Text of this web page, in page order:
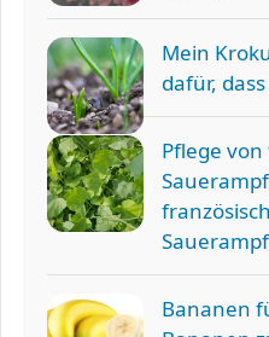
Mein
dafür,
Pflege
Bananen